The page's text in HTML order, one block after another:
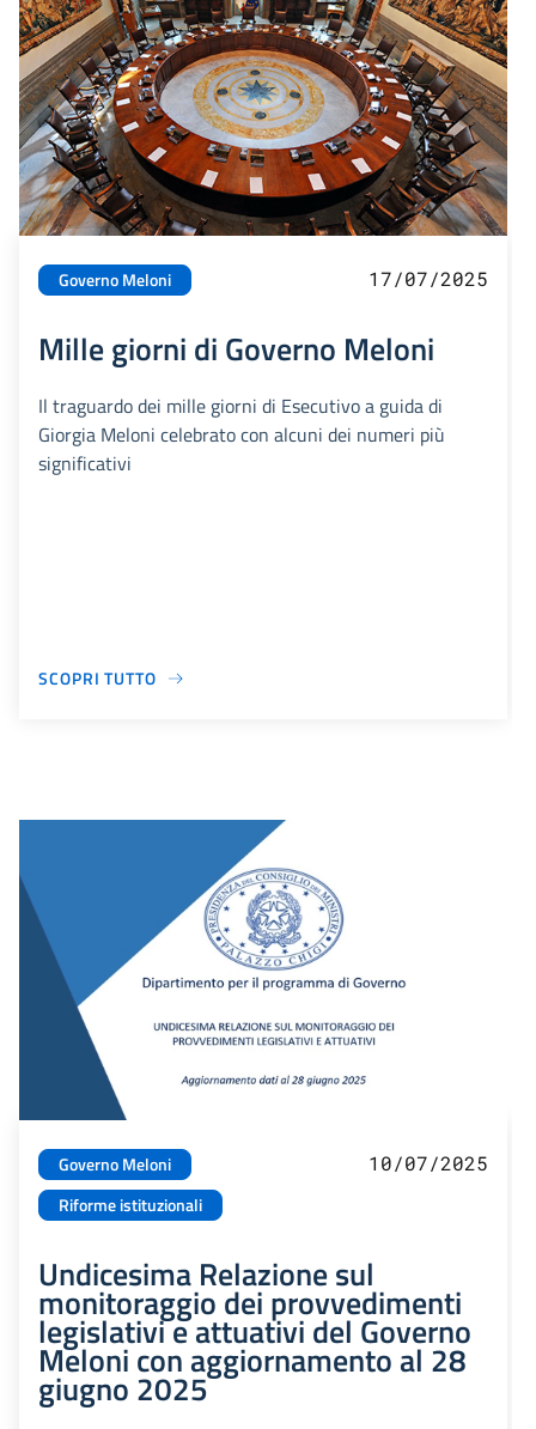
Governo Meloni 17/07/2025
Mille giorni di Governo Meloni
Il traguardo dei mille giorni di Esecutivo a guida di
Giorgia Meloni celebrato con alcuni dei numeri più
significativi
SCOPRI TUTTO
Governo Meloni
Riforme istituzionali
10/07/2025
Undicesima Relazione sul
monitoraggio dei provvedimenti
legislativi e attuativi del Governo
Meloni con aggiornamento al 28
giugno 2025